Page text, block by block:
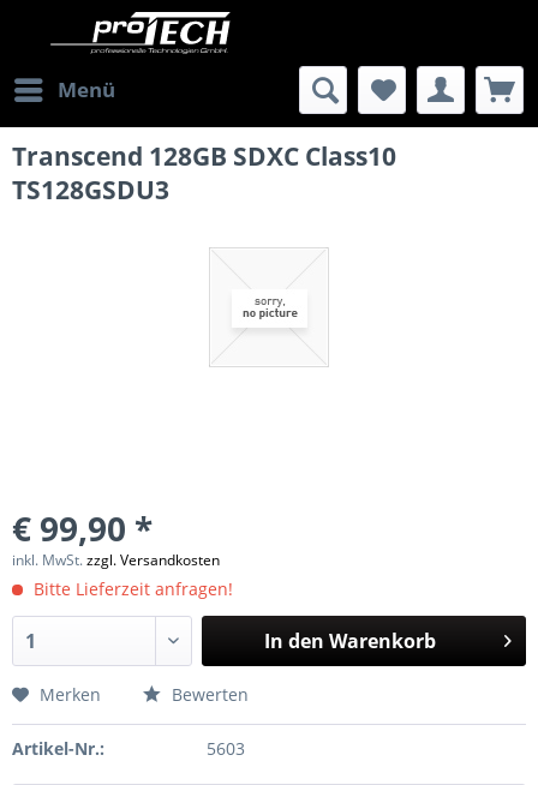
Menü
Transcend 128GB SDXC Class10
TS128GSDU3
€ 99,90 *
inkl. MwSt.zzgl. Versandkosten
Bitte Lieferzeit anfragen!
In den Warenkorb
Merken Bewerten
Artikel-Nr.: 5603